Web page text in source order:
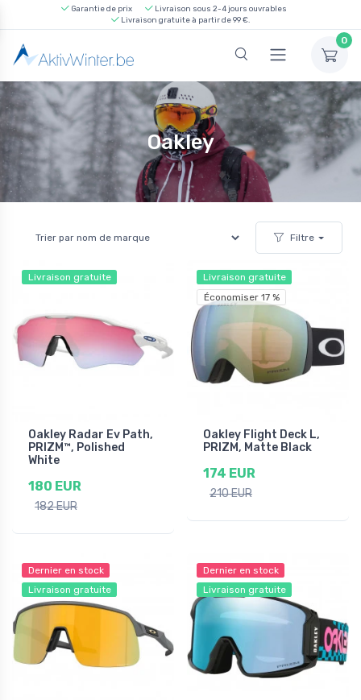
Garantie de prix
Livraison sous 2-4 jours ouvrables
Livraison gratuite à partir de 99 €.
0
Oakley
Filtre
Livraison gratuite
Oakley Radar Ev Path,
PRIZM™, Polished
White
180 EUR
182 EUR
Livraison gratuite
Économiser 17 %
Oakley Flight Deck L,
PRIZM, Matte Black
174 EUR
210 EUR
Dernier en stock
Livraison gratuite
Dernier en stock
Livraison gratuite